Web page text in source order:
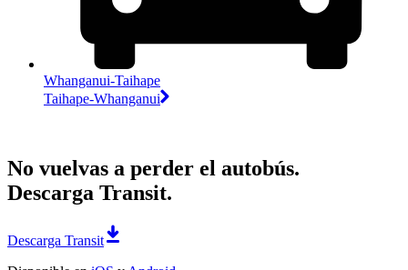
Whanganui-Taihape
Taihape-Whanganui
No vuelvas a perder el autobús.
Descarga Transit.
Descarga Transit